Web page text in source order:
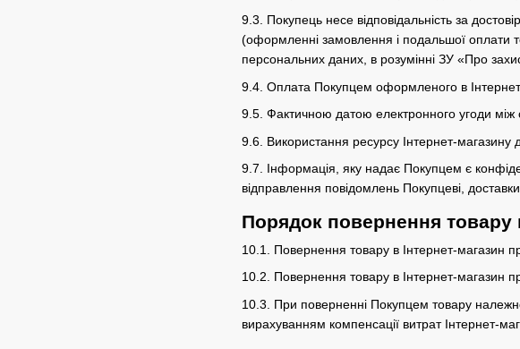
9.3. Покупець несе відповідальність за
(оформленні замовлення і подальшої оплати
персональних даних, в розумінні ЗУ «Про
9.4. Оплата Покупцем оформленого в
9.5. Фактичною датою електронного угоди між
9.6. Використання ресурсу Інтернет-
9.7. Інформація, яку надає Покупцем є
відправлення повідомлень Покупцеві,
Порядок повернення товару
10.1. Повернення товару в Інтернет-магазин
10.2. Повернення товару в Інтернет-магазин
10.3. При поверненні Покупцем товару
вирахуванням компенсації витрат Інтернет-